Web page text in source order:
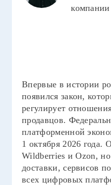
Впервые в истории
появился закон,
регулирует
продавцов.
платформенной
1 октября 2026 года.
Wildberries и Ozon, но
доставки, сервисов
всех цифровых